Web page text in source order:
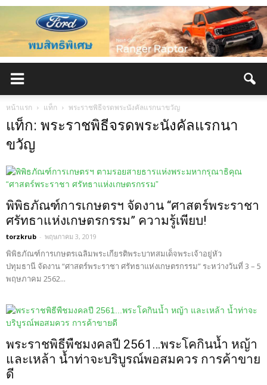
หน้าแรก แท็ก พระราชพิธีจรดพระนังคัลแรกนาขวัญ
แท็ก: พระราชพิธีจรดพระนังคัลแรกนา
ขวัญ
พิพิธภัณฑ์การเกษตรฯ จัดงาน “ศาสตร์พระราชา
ศรัทธาแห่งเกษตรกรรม” ความรู้เพียบ!
torzkrub - พฤษภาคม 3, 2019
พิพิธภัณฑ์การเกษตรเฉลิมพระเกียรติพระบาทสมเด็จพระเจ้าอยู่หัว
ปทุมธานี จัดงาน “ศาสตร์พระราชา ศรัทธาแห่งเกษตรกรรม” ระหว่างวันที่ 3 – 5
พฤษภาคม 2562...
พระราชพิธีพืชมงคลปี 2561…พระโคกินน้ำ หญ้า
และเหล้า น้ำท่าจะบริบูรณ์พอสมควร การค้าขาย
ดี